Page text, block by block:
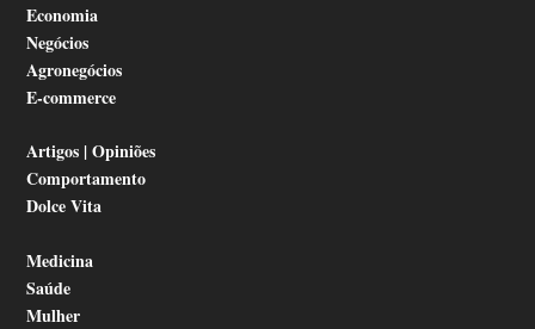
Economia
Negócios
Agronegócios
E-commerce
Artigos | Opiniões
Comportamento
Dolce Vita
Medicina
Saúde
Mulher